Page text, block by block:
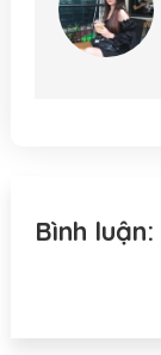
Bình luận: